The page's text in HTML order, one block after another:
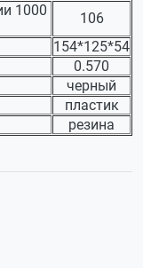
1000
106
154*125*54
0.570
черный
пластик
резина